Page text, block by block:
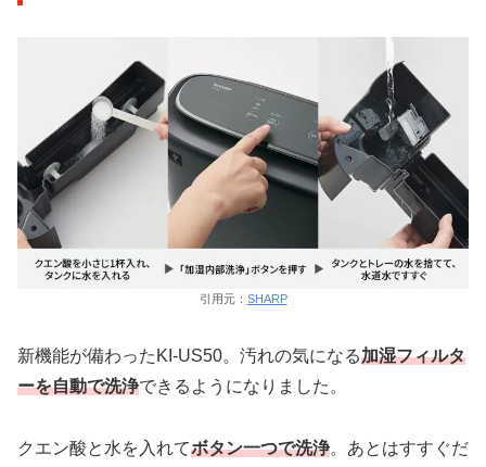
引用元： SHARP
新機能が備わったKI-US50。汚れの気になる加湿フィルタ
ーを自動で洗浄できるようになりました。
クエン酸と水を入れてボタン一つで洗浄。あとはすすぐだ